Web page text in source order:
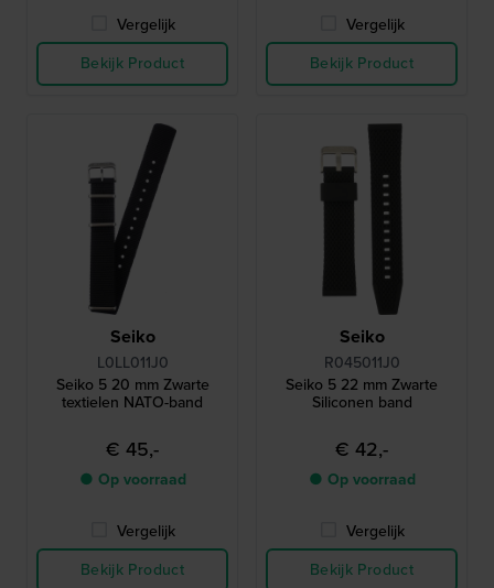
Vergelijk
Bekijk Product
Vergelijk
Bekijk Product
Seiko
L0LL011J0
Seiko 5 20 mm Zwarte
textielen NATO-band
€ 45,-
● Op voorraad
Vergelijk
Bekijk Product
Seiko
R045011J0
Seiko 5 22 mm Zwarte
Siliconen band
€ 42,-
● Op voorraad
Vergelijk
Bekijk Product